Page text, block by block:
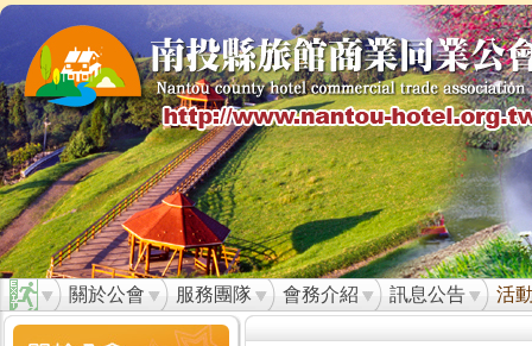
關於公會 服務團隊 會務介紹 訊息公告 活